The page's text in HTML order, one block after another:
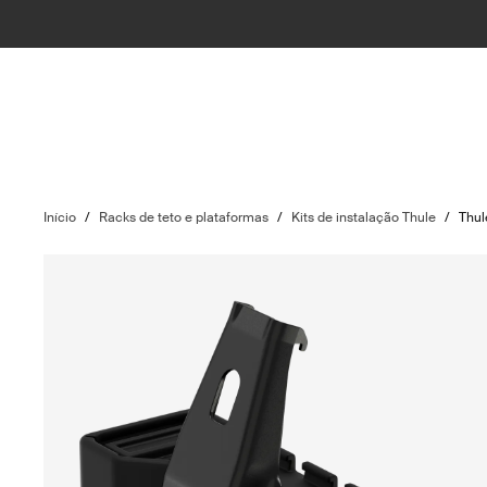
Início / Racks de teto e plataformas / Kits de instalação Thule /